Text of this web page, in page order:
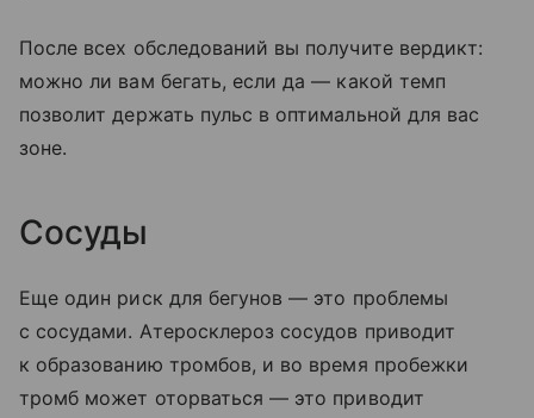
После всех обследований вы получите вердикт:
можно ли вам бегать, если да — какой темп
позволит держать пульс в оптимальной для вас
зоне.
Сосуды
Еще один риск для бегунов — это проблемы
с сосудами. Атеросклероз сосудов приводит
к образованию тромбов, и во время пробежки
тромб может оторваться — это приводит